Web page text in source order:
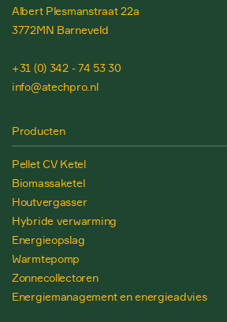
Albert Plesmanstraat 22a
3772MN Barneveld
+31 (0) 342 - 74 53 30
info@atechpro.nl
Producten
Pellet CV Ketel
Biomassaketel
Houtvergasser
Hybride verwarming
Energieopslag
Warmtepomp
Zonnecollectoren
Energiemanagement en energieadvies